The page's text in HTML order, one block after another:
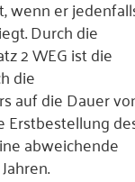
wenn er
Durch die
2 WEG ist die
die
auf die Dauer
Erstbestellung
abweichende